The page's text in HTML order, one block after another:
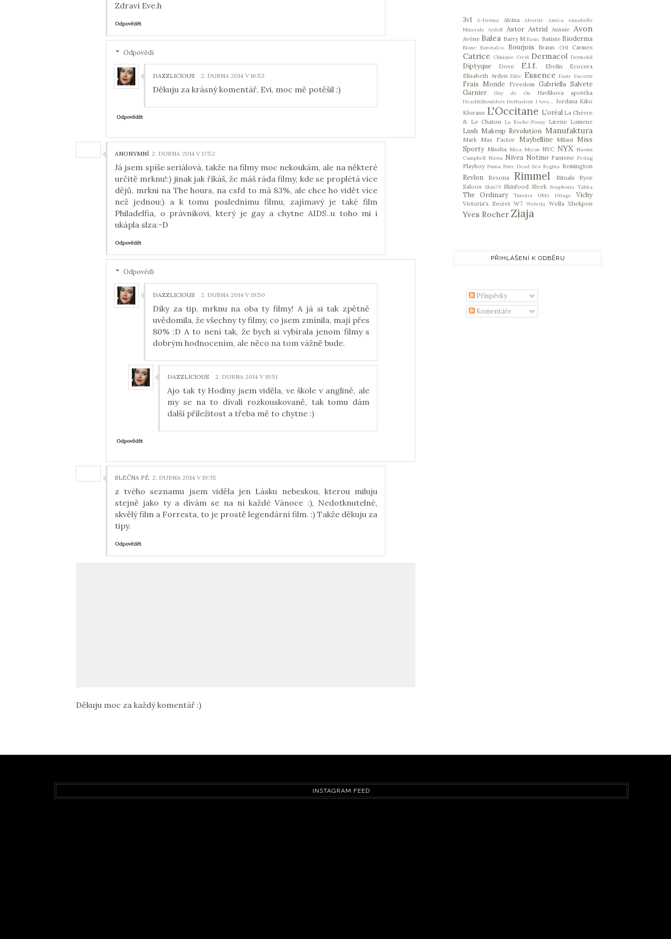
Zdraví Eve.h
Odpovědět
Odpovědi
DAZZLICIOUS 2. DUBNA 2014 V 16:53
Děkuju za krásný komentář, Evi, moc mě potěšil :)
Odpovědět
ANONYMNÍ 2. DUBNA 2014 V 17:52
Já jsem spíše seriálová, takže na filmy moc nekoukám, ale na některé
určitě mrknu!:) jinak jak říkáš, že máš ráda filmy, kde se proplétá více
dějů, mrkni na The hours, na csfd to má 83%, ale chce ho vidět více
než jednou:) a k tomu poslednímu filmu, zajímavý je také film
Philadelfia, o právníkovi, který je gay a chytne AIDS..u toho mi i
ukápla slza:-D
Odpovědět
Odpovědi
DAZZLICIOUS 2. DUBNA 2014 V 19:50
Díky za tip, mrknu na oba ty filmy! A já si tak zpětně
uvědomila, že všechny ty filmy, co jsem zmínila, mají přes
80% :D A to není tak, že bych si vybírala jenom filmy s
dobrým hodnocením, ale něco na tom vážně bude.
DAZZLICIOUS 2. DUBNA 2014 V 19:51
Ajo tak ty Hodiny jsem viděla, ve škole v anglině, ale
my se na to dívali rozkouskovaně, tak tomu dám
další příležitost a třeba mě to chytne :)
Odpovědět
SLEČNA PÉ 2. DUBNA 2014 V 19:35
z tvého seznamu jsem viděla jen Lásku nebeskou, kterou miluju
stejně jako ty a dívám se na ní každé Vánoce :), Nedotknutelné,
skvělý film a Forresta, to je prostě legendární film. :) Takže děkuju za
tipy.
Odpovědět
Děkuju moc za každý komentář :)
3v1 A-Derma Alcina Alverde Amica
Annabelle
Minerals
Ardell Astor Astrid Aussie Avon
Avène Balea Barry M Basic Batiste Bioderma
Bione Borotalco Bourjois Braun CHI Carmex
Catrice Clinique Crest Dermacol Dermokil
Diptyque Dove E.l.f. Ebelin
Ecocera
Elisabeth Arden Elite Essence Essie Eucerin
Frais Monde Freedom Gabriella Salvete
Garnier
Guy de On Havlíkova apotéka
Head&Shoulders Herbadent I love... Jordana Kiko
Klorane L'Occitane L'oréal La Chèvre
& Le Chaton La Roche-Posay Lirene Lumene
Lush Makeup Revolution Manufaktura
Mark Max Factor Maybelline Milani
Miss
Sporty Missha Mixa Mizon NYC NYX Naomi
Campbell Navia Nivea Notino Pantene Pedag
Playboy Puma Pure Dead Sea Regina Remington
Revlon Rexona Rimmel Rituals
Ryor
Saloos
Skin79 Skinfood Sleek Soaphoria Talika
The Ordinary Timotei UMA Uriage Vichy
Victoria's Secret W7 Weleda Wella Xhekpon
Yves Rocher Ziaja
PŘIHLÁŠENÍ K ODBĚRU
Příspěvky
Komentáře
INSTAGRAM FEED